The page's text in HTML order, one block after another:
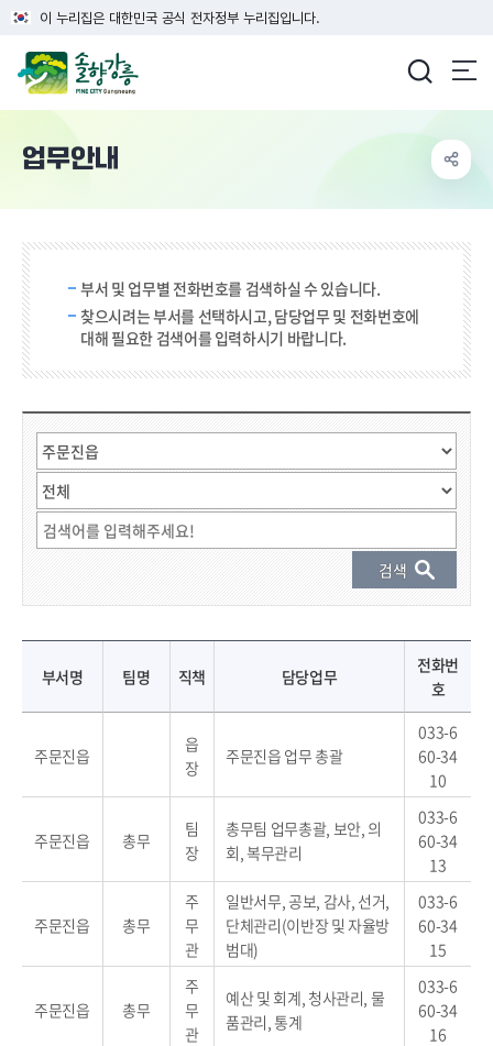
이 누리집은 대한민국 공식 전자정부 누리집입니다.
업무안내
부서 및 업무별 전화번호를 검색하실 수 있습니다.
찾으시려는 부서를 선택하시고, 담당업무 및 전화번호에
대해 필요한 검색어를 입력하시기 바랍니다.
검색 단어 입력
부서명 팀명 직책 담당업무
전화번
호
주문진읍
읍
장
주문진읍 업무 총괄
033-6
60-34
10
주문진읍 총무
팀
장
총무팀 업무총괄, 보안, 의
회, 복무관리
033-6
60-34
13
주문진읍 총무
주
무
관
일반서무, 공보, 감사, 선거,
단체관리(이반장 및 자율방
범대)
033-6
60-34
15
주문진읍 총무
주
무
관
예산 및 회계, 청사관리, 물
품관리, 통계
033-6
60-34
16